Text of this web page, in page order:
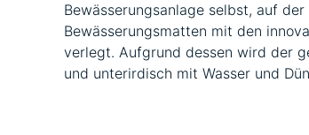
Bewässerungsanlage selbst, auf
Bewässerungsmatten mit den
verlegt. Aufgrund dessen wird der
und unterirdisch mit Wasser und